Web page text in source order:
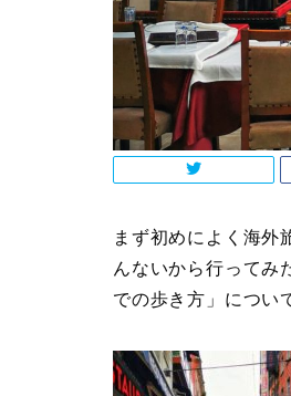
まず初めによく海
んないから行って
での歩き方」につい